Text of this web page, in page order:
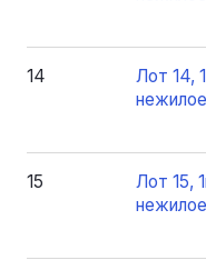
14
Лот 14,
15
Лот 15,